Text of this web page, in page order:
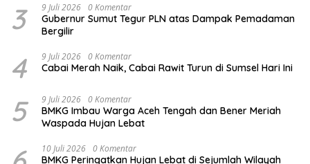
3 9 Juli 2026 0 Komentar
Gubernur Sumut Tegur PLN atas Dampak Pemadaman
Bergilir
4 9 Juli 2026 0 Komentar
Cabai Merah Naik, Cabai Rawit Turun di Sumsel Hari Ini
5 9 Juli 2026 0 Komentar
BMKG Imbau Warga Aceh Tengah dan Bener Meriah
Waspada Hujan Lebat
10 Juli 2026 0 Komentar
BMKG Peringatkan Hujan Lebat di Sejumlah Wilayah